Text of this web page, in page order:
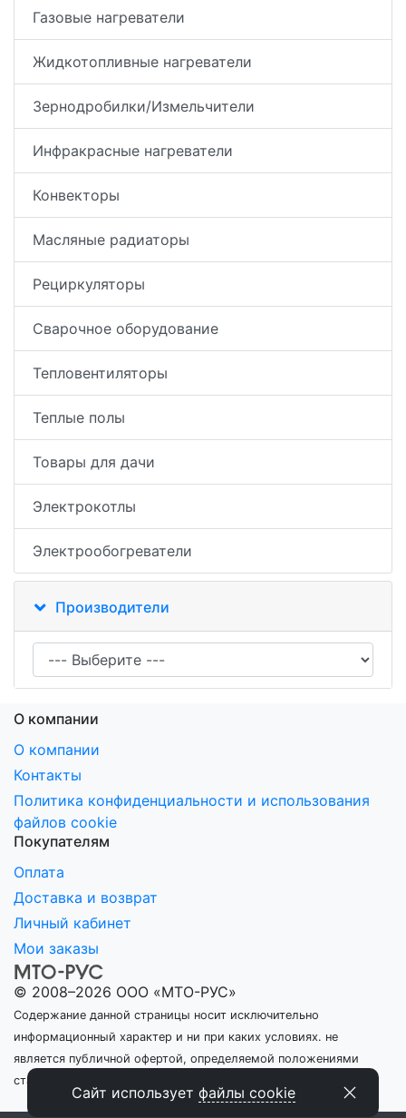
Газовые нагреватели
Жидкотопливные нагреватели
Зернодробилки/Измельчители
Инфракрасные нагреватели
Конвекторы
Масляные радиаторы
Рециркуляторы
Сварочное оборудование
Тепловентиляторы
Теплые полы
Товары для дачи
Электрокотлы
Электрообогреватели
Производители
О компании
О компании
Контакты
Политика конфиденциальности и использования
файлов cookie
Покупателям
Оплата
Доставка и возврат
Личный кабинет
Мои заказы
© 2008–2026 ООО «МТО-РУС»
Содержание данной страницы носит исключительно
информационный характер и ни при каких условиях. не
является публичной офертой, определяемой положениями
статьи 437 ГК РФ
Сайт использует файлы cookie